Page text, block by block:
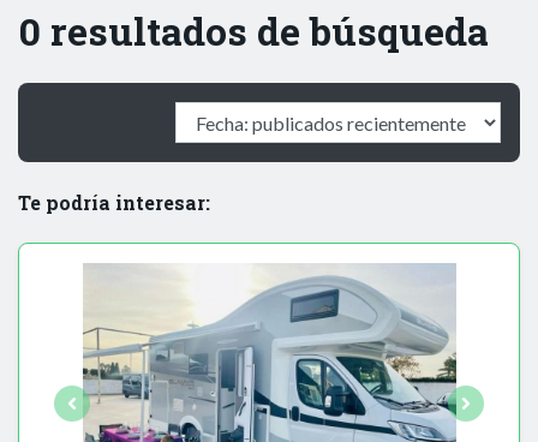
0 resultados de búsqueda
Te podría interesar: